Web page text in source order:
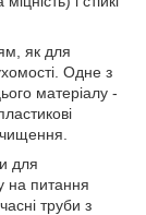
як для
Одне з
матеріалу -
для
на питання
труби з